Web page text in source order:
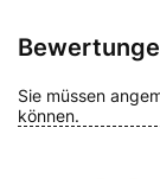
Sie müssen
können.